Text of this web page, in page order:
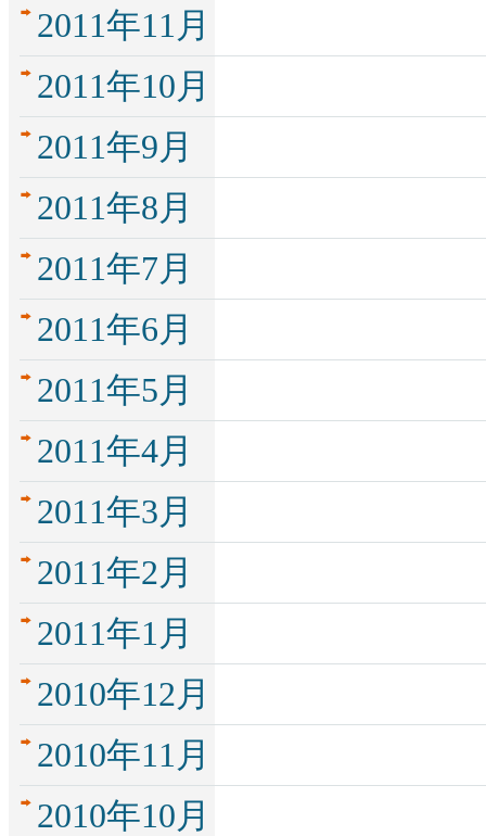
2011年11月
2011年10月
2011年9月
2011年8月
2011年7月
2011年6月
2011年5月
2011年4月
2011年3月
2011年2月
2011年1月
2010年12月
2010年11月
2010年10月